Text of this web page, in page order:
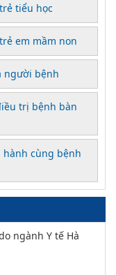
tiểu học
em mầm non
người bệnh
trị bệnh bàn
cùng bệnh
ngành Y tế Hà